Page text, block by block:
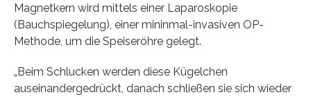
Magnetkern wird mittels einer Laparoskopie
(Bauchspiegelung), einer mininmal-invasiven OP-
Methode, um die Speiseröhre gelegt.
„Beim Schlucken werden diese Kügelchen
auseinandergedrückt, danach schließen sie sich wieder